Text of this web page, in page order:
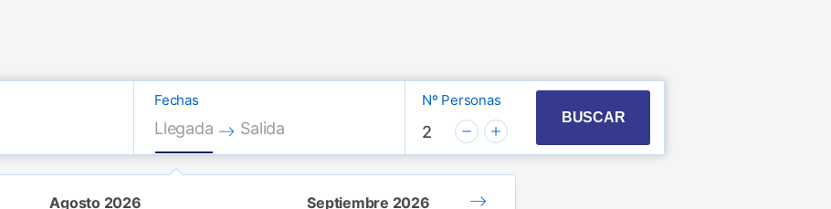
Fechas
Press the down arrow key to interact with the calendar and select a date. Press the
Llegada
Press the down arrow key to interact with the calendar and select a date.
Salida
Agosto 2026 Septiembre 2026
Nº Personas
2
BUSCAR